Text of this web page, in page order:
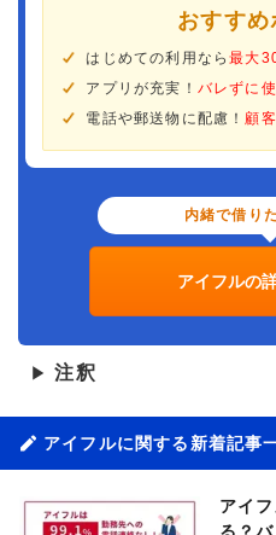
おすすめ
はじめての利用なら最大
アプリが充実！ バレずに
電話や郵送物に配慮！ 顧
内緒で借り
アイフルの
▶ 注釈
アイフルに関する新着記事
アイ
る？